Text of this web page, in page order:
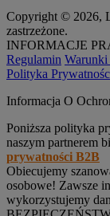
Copyright © 2026,
zastrzeżone.
INFORMACJE
Regulamin Warunki
Polityka
Informacja O
Poniższa polityka
naszym partnerem
prywatności B2B
Obiecujemy
osobowe! Zawsze
wykorzystujemy